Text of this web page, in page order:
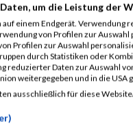
Behrens
Yagmur
Bauer
Riebe
Bahlmann
um die Leistung der
einem Endgerät. Verwendung
von Profilen zur
Profilen zur Auswahl
durch Statistiken oder
reduzierter Daten zur Auswahl
weitergegeben und in die USA
ausschließlich für diese